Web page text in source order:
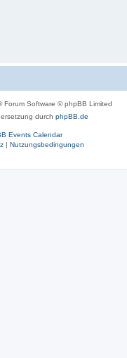
Forum Software © phpBB Limited
durch phpBB.de
Events Calendar
| Nutzungsbedingungen